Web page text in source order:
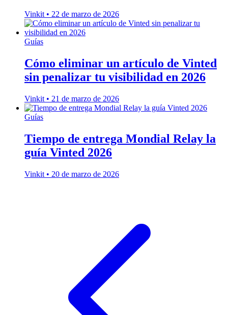
Vinkit • 22 de marzo de 2026
Guías
Cómo eliminar un artículo de Vinted
sin penalizar tu visibilidad en 2026
Vinkit • 21 de marzo de 2026
Guías
Tiempo de entrega Mondial Relay la
guía Vinted 2026
Vinkit • 20 de marzo de 2026